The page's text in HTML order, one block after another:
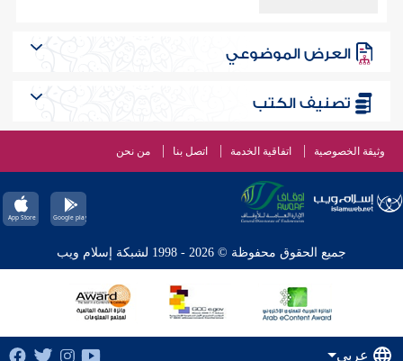
العرض الموضوعي
تصنيف الكتب
وثيقة الخصوصية اتفاقية الخدمة اتصل بنا من نحن
جميع الحقوق محفوظة © 2026 - 1998 لشبكة إسلام ويب
عربي